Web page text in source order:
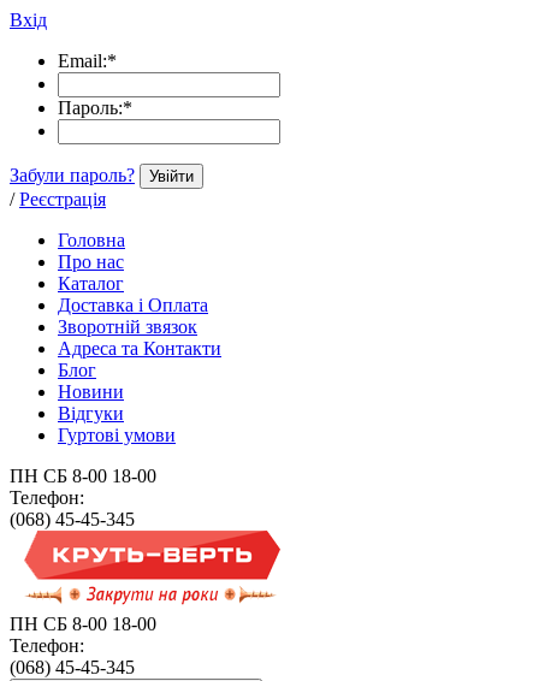
Вхід
Email:*
Пароль:*
Забули пароль? Увійти
/ Реєстрація
Головна
Про нас
Каталог
Доставка і Оплата
Зворотній звязок
Адреса та Контакти
Блог
Новини
Відгуки
Гуртові умови
ПН СБ 8-00 18-00
Телефон:
(068) 45-45-345
ПН СБ 8-00 18-00
Телефон:
(068) 45-45-345